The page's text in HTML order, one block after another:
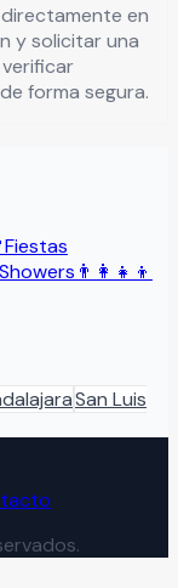
en
y solicitar una
forma segura.
Fiestas
👨‍👩‍👧‍👦
San Luis